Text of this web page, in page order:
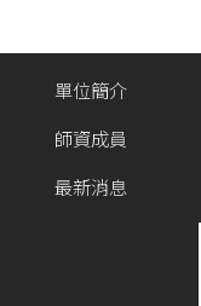
單位簡介
師資成員
最新消息